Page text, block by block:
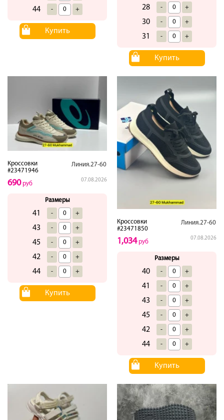
44 - +
Купить
28 - +
30 - +
31 - +
Купить
Кроссовки
#23471946
Линия.27-60
07.08.2026
690руб
Размеры
41 - +
43 - +
45 - +
42 - +
44 - +
Купить
Кроссовки
#23471850
Линия.27-60
07.08.2026
1,034руб
Размеры
40 - +
41 - +
43 - +
45 - +
42 - +
44 - +
Купить